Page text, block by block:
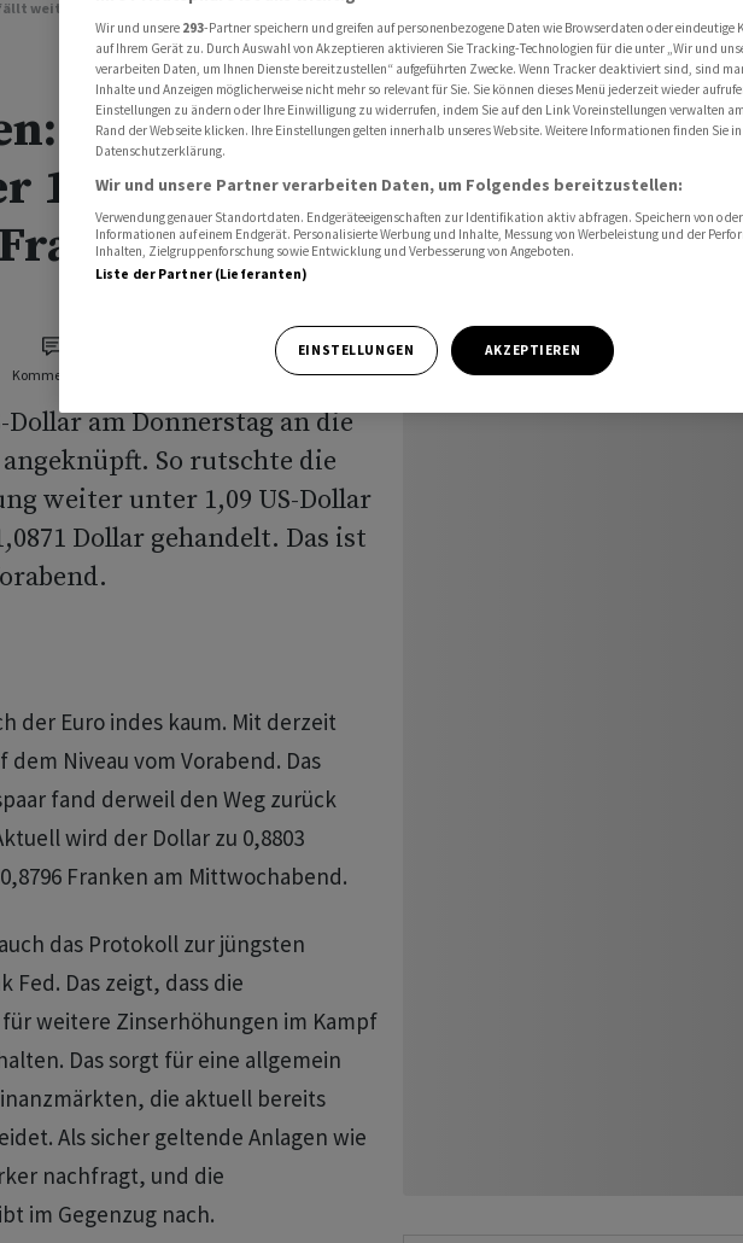
weiter unter 1,09 USD - Stabil zum Franken
Euro fällt
1,09 USD -
Kommentare
Dollar am Donnerstag an die
So rutschte die
weiter unter 1,09 US-Dollar
Dollar gehandelt. Das ist
der Euro indes kaum. Mit derzeit
dem Niveau vom Vorabend. Das
fand derweil den Weg zurück
wird der Dollar zu 0,8803
Franken am Mittwochabend.
das Protokoll zur jüngsten
Fed. Das zeigt, dass die
weitere Zinserhöhungen im Kampf
Das sorgt für eine allgemein
die aktuell bereits
Als sicher geltende Anlagen wie
nachfragt, und die
im Gegenzug nach.
Wir und unsere 293-Partner speichern und greifen auf personenbezogene Daten wie Browserdaten oder eindeutige
auf Ihrem Gerät zu. Durch Auswahl von Akzeptieren aktivieren Sie Tracking-Technologien für die unter „Wir und
verarbeiten Daten, um Ihnen Dienste bereitzustellen“ aufgeführten Zwecke. Wenn Tracker deaktiviert sind, sind
Inhalte und Anzeigen möglicherweise nicht mehr so relevant für Sie. Sie können dieses Menü jederzeit wieder
Einstellungen zu ändern oder Ihre Einwilligung zu widerrufen, indem Sie auf den Link Voreinstellungen verwalten
Rand der Webseite klicken. Ihre Einstellungen gelten innerhalb unseres Website. Weitere Informationen finden Sie
Datenschutzerklärung.
Wir und unsere Partner verarbeiten Daten, um Folgendes bereitzustellen:
Verwendung genauer Standortdaten. Endgeräteeigenschaften zur Identifikation aktiv abfragen. Speichern von
Informationen auf einem Endgerät. Personalisierte Werbung und Inhalte, Messung von Werbeleistung und der
Inhalten, Zielgruppenforschung sowie Entwicklung und Verbesserung von Angeboten.
Liste der Partner (Lieferanten)
EINSTELLUNGEN AKZEPTIEREN